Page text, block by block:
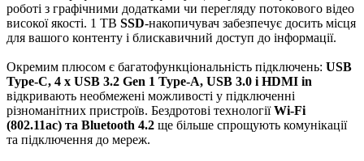
роботі з графічними додатками чи перегляду потокового відео
високої якості. 1 TB SSD-накопичувач забезпечує досить місця
для вашого контенту і блискавичний доступ до інформації.
Окремим плюсом є багатофункціональність підключень: USB
Type-C, 4 x USB 3.2 Gen 1 Type-A, USB 3.0 і HDMI in
відкривають необмежені можливості у підключенні
різноманітних пристроїв. Бездротові технологіїWi-Fi
(802.11ac) та Bluetooth 4.2 ще більше спрощують комунікації
та підключення до мереж.